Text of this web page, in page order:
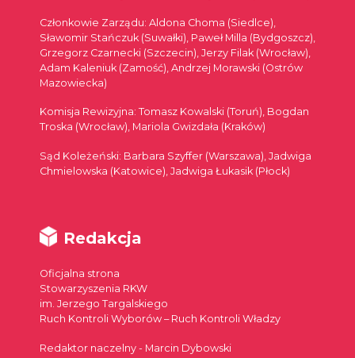
Członkowie Zarządu: Aldona Choma (Siedlce),
Sławomir Stańczuk (Suwałki), Paweł Milla (Bydgoszcz),
Grzegorz Czarnecki (Szczecin), Jerzy Filak (Wrocław),
Adam Kaleniuk (Zamość), Andrzej Morawski (Ostrów
Mazowiecka)
Komisja Rewizyjna: Tomasz Kowalski (Toruń), Bogdan
Troska (Wrocław), Mariola Gwizdała (Kraków)
Sąd Koleżeński: Barbara Szyffer (Warszawa), Jadwiga
Chmielowska (Katowice), Jadwiga Łukasik (Płock)
Redakcja
Oficjalna strona
Stowarzyszenia RKW
im. Jerzego Targalskiego
Ruch Kontroli Wyborów – Ruch Kontroli Władzy
Redaktor naczelny - Marcin Dybowski